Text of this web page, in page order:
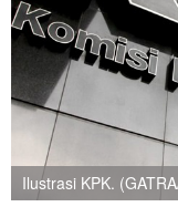
Ilustrasi KPK.